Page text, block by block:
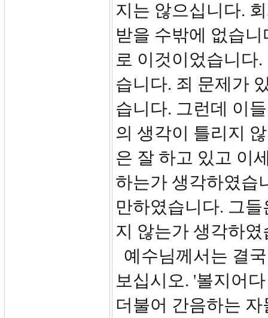
지는 않으십니다.
받을 수밖에 없습
로 이것이었습니다
습니다. 죄 문제가
습니다. 그런데 이
의 생각이 틀리지
은 잘 하고 있고 이
하는가 생각하였습
만하였습니다. 그
지 않는가 생각하였
예수님께서는 결
보십시오. '볼지어
더불어 간음하는